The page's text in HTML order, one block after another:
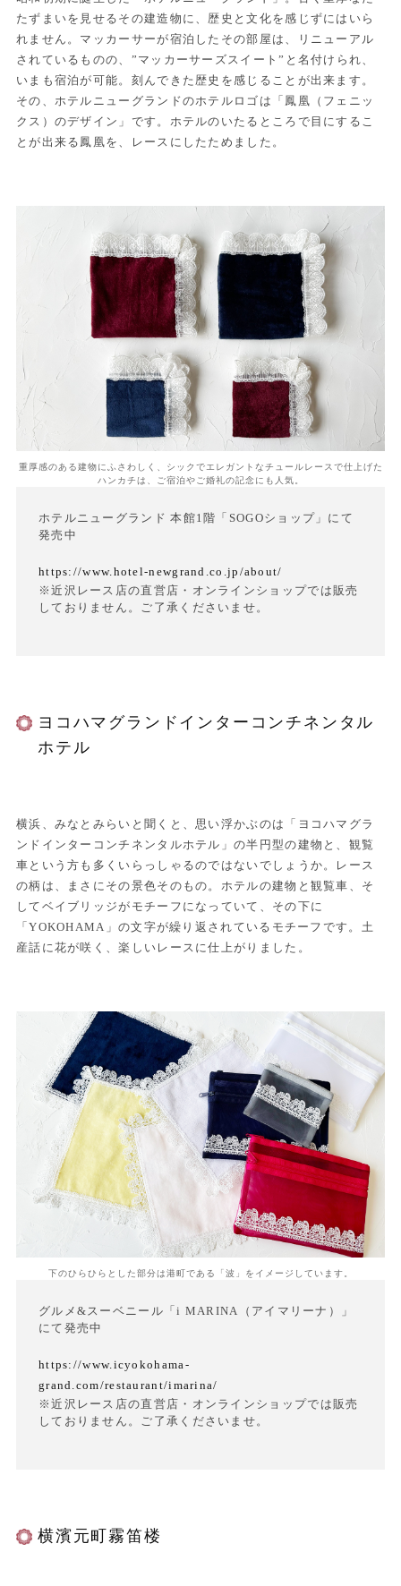
たずまいを見せるその建造物に、歴史と文化を感じずにはいら
れません。マッカーサーが宿泊したその部屋は、リニューアル
されているものの、”マッカーサーズスイート”と名付けられ、
いまも宿泊が可能。刻んできた歴史を感じることが出来ます。
その、ホテルニューグランドのホテルロゴは「鳳凰（フェニッ
クス）のデザイン」です。ホテルのいたるところで目にするこ
とが出来る鳳凰を、レースにしたためました。
重厚感のある建物にふさわしく、シックでエレガントなチュールレースで仕上げた
ハンカチは、ご宿泊やご婚礼の記念にも人気。
ホテルニューグランド 本館1階「SOGOショップ」にて
発売中
https://www.hotel-newgrand.co.jp/about/
※近沢レース店の直営店・オンラインショップでは販売
しておりません。ご了承くださいませ。
ヨコハマグランドインターコンチネンタル
ホテル
横浜、みなとみらいと聞くと、思い浮かぶのは「ヨコハマグラ
ンドインターコンチネンタルホテル」の半円型の建物と、観覧
車という方も多くいらっしゃるのではないでしょうか。レース
の柄は、まさにその景色そのもの。ホテルの建物と観覧車、そ
してベイブリッジがモチーフになっていて、その下に
「YOKOHAMA」の文字が繰り返されているモチーフです。土
産話に花が咲く、楽しいレースに仕上がりました。
下のひらひらとした部分は港町である「波」をイメージしています。
グルメ&スーベニール「i MARINA（アイマリーナ）」
にて発売中
https://www.icyokohama-
grand.com/restaurant/imarina/
※近沢レース店の直営店・オンラインショップでは販売
しておりません。ご了承くださいませ。
横濱元町霧笛楼